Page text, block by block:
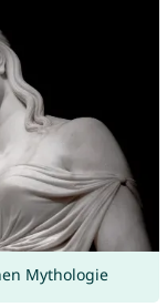
Mythologie